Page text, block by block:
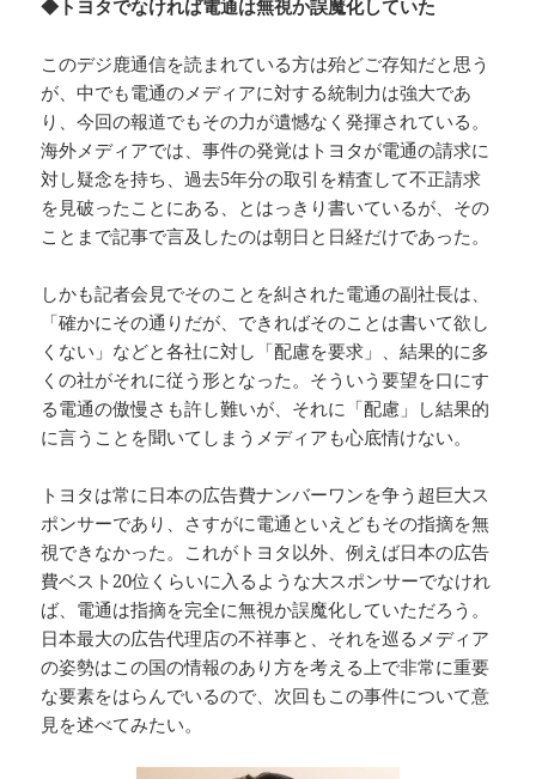
◆トヨタでなければ電通は無視か誤魔化していた
このデジ鹿通信を読まれている方は殆どご存知だと思う
が、中でも電通のメディアに対する統制力は強大であ
り、今回の報道でもその力が遺憾なく発揮されている。
海外メディアでは、事件の発覚はトヨタが電通の請求に
対し疑念を持ち、過去5年分の取引を精査して不正請求
を見破ったことにある、とはっきり書いているが、その
ことまで記事で言及したのは朝日と日経だけであった。
しかも記者会見でそのことを糾された電通の副社長は、
「確かにその通りだが、できればそのことは書いて欲し
くない」などと各社に対し「配慮を要求」、結果的に多
くの社がそれに従う形となった。そういう要望を口にす
る電通の傲慢さも許し難いが、それに「配慮」し結果的
に言うことを聞いてしまうメディアも心底情けない。
トヨタは常に日本の広告費ナンバーワンを争う超巨大ス
ポンサーであり、さすがに電通といえどもその指摘を無
視できなかった。これがトヨタ以外、例えば日本の広告
費ベスト20位くらいに入るような大スポンサーでなけれ
ば、電通は指摘を完全に無視か誤魔化していただろう。
日本最大の広告代理店の不祥事と、それを巡るメディア
の姿勢はこの国の情報のあり方を考える上で非常に重要
な要素をはらんでいるので、次回もこの事件について意
見を述べてみたい。